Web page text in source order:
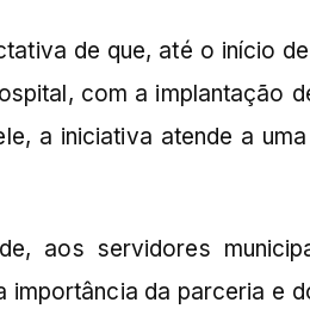
de que, até o início
com a implantação
a iniciativa atende a
aos servidores
da parceria e